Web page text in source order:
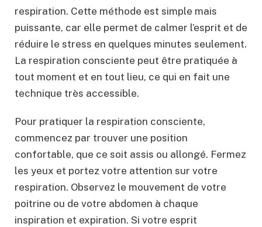
respiration. Cette méthode est simple mais
puissante, car elle permet de calmer l’esprit et de
réduire le stress en quelques minutes seulement.
La respiration consciente peut être pratiquée à
tout moment et en tout lieu, ce qui en fait une
technique très accessible.
Pour pratiquer la respiration consciente,
commencez par trouver une position
confortable, que ce soit assis ou allongé. Fermez
les yeux et portez votre attention sur votre
respiration. Observez le mouvement de votre
poitrine ou de votre abdomen à chaque
inspiration et expiration. Si votre esprit